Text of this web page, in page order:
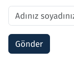
Gönder